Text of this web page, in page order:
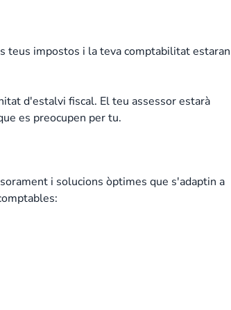
teus impostos i la teva comptabilitat estaran
d'estalvi fiscal. El teu assessor estarà
es preocupen per tu.
i solucions òptimes que s'adaptin a